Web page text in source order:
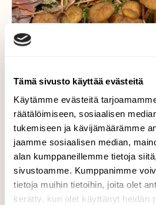
Tämä sivusto käyttää evästeitä
Käytämme evästeitä
räätälöimiseen, sosiaalisen
tukemiseen ja kävijämäärämme
jaamme sosiaalisen median,
alan kumppaneillemme tietoja
sivustoamme. Kumppanimme
tietoja muihin tietoihin, joita olet
kerätty, kun olet käyttänyt heidän